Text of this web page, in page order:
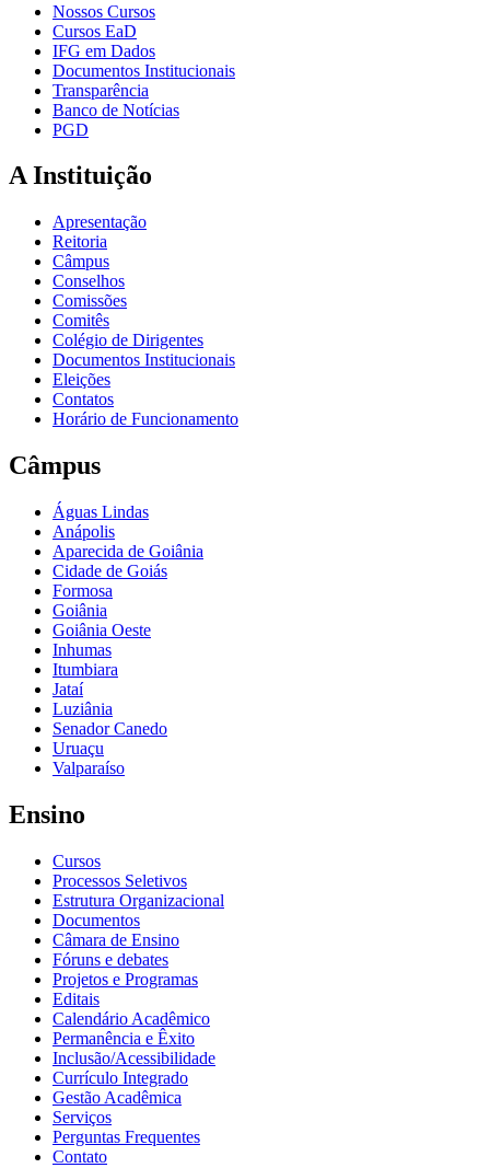
Nossos Cursos
Cursos EaD
IFG em Dados
Documentos Institucionais
Transparência
Banco de Notícias
PGD
A Instituição
Apresentação
Reitoria
Câmpus
Conselhos
Comissões
Comitês
Colégio de Dirigentes
Documentos Institucionais
Eleições
Contatos
Horário de Funcionamento
Câmpus
Águas Lindas
Anápolis
Aparecida de Goiânia
Cidade de Goiás
Formosa
Goiânia
Goiânia Oeste
Inhumas
Itumbiara
Jataí
Luziânia
Senador Canedo
Uruaçu
Valparaíso
Ensino
Cursos
Processos Seletivos
Estrutura Organizacional
Documentos
Câmara de Ensino
Fóruns e debates
Projetos e Programas
Editais
Calendário Acadêmico
Permanência e Êxito
Inclusão/Acessibilidade
Currículo Integrado
Gestão Acadêmica
Serviços
Perguntas Frequentes
Contato